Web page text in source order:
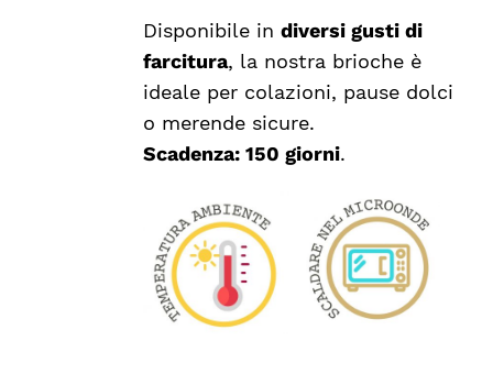
Disponibile indiversi gusti di
farcitura, la nostra brioche è
ideale per colazioni, pause dolci
o merende sicure.
Scadenza: 150 giorni.